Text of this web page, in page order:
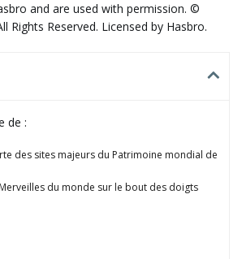
and are used with permission. ©
Rights Reserved. Licensed by Hasbro.
de :
des sites majeurs du Patrimoine mondial de
du monde sur le bout des doigts